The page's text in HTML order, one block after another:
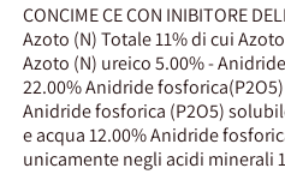
CONCIME CE CON INIBITORE
Azoto (N) Totale 11% di cui
Azoto (N) ureico 5.00% -
22.00% Anidride
Anidride fosforica (P2O5)
e acqua 12.00% Anidride
unicamente negli acidi minerali